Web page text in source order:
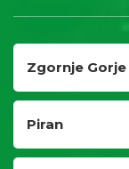
Zgornje Gorje
Piran